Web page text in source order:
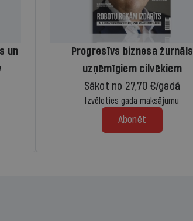
un
Progresīvs biznesa žurnāls
uzņēmīgiem cilvēkiem
Sākot no 27,70 €/gadā
Izvēloties gada maksājumu
Abonēt